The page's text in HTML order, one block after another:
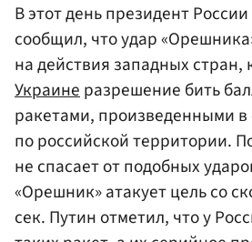
В этот день президент России
сообщил, что удар
на действия западных стран,
Украинеразрешение бить
ракетами, произведенными в
по российской территории.
не спасает от подобных
«Орешник» атакует цель со
сек. Путин отметил, что у